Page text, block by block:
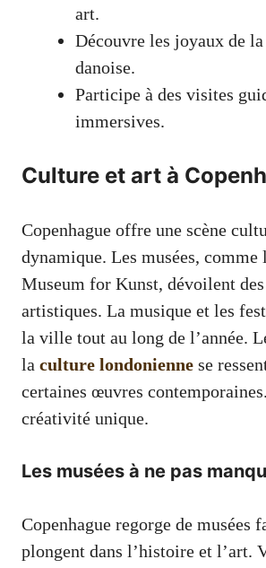
art.
Découvre les joyaux de
danoise.
Participe à des visites
immersives.
Culture et art à
Copenhague offre une scène
dynamique. Les musées, comme
Museum for Kunst, dévoilent
artistiques. La musique et les
la ville tout au long de l’année.
la culture londonienne se
certaines œuvres
créativité unique.
Les musées à ne pas
Copenhague regorge de musées
plongent dans l’histoire et l’art.